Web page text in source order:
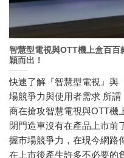
智慧型電視與OTT機上盒百
穎而出！
快速了解『智慧型電視』與
場競爭力與使用者需求 所
商在搶攻智慧電視與OTT機
閉門造車沒有在產品上市前
握市場競爭力，在現今網路
在上市後產生許多不必要的